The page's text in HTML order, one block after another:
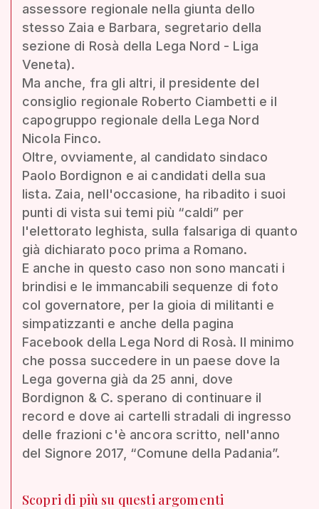
assessore regionale nella giunta dello
stesso Zaia e Barbara, segretario della
sezione di Rosà della Lega Nord - Liga
Veneta).
Ma anche, fra gli altri, il presidente del
consiglio regionale Roberto Ciambetti e il
capogruppo regionale della Lega Nord
Nicola Finco.
Oltre, ovviamente, al candidato sindaco
Paolo Bordignon e ai candidati della sua
lista. Zaia, nell'occasione, ha ribadito i suoi
punti di vista sui temi più “caldi” per
l'elettorato leghista, sulla falsariga di quanto
già dichiarato poco prima a Romano.
E anche in questo caso non sono mancati i
brindisi e le immancabili sequenze di foto
col governatore, per la gioia di militanti e
simpatizzanti e anche della pagina
Facebook della Lega Nord di Rosà. Il minimo
che possa succedere in un paese dove la
Lega governa già da 25 anni, dove
Bordignon & C. sperano di continuare il
record e dove ai cartelli stradali di ingresso
delle frazioni c'è ancora scritto, nell'anno
del Signore 2017, “Comune della Padania”.
Scopri di più su questi argomenti